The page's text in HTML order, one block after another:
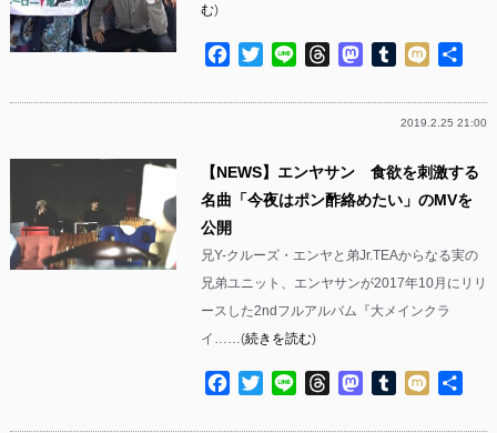
む)
Facebook
TwitterLine ThreadsMastodon
Tumblr
Mixi
2019.2.25 21:00
【NEWS】エンヤサン 食欲を刺激する
名曲「今夜はポン酢絡めたい」のMVを
公開
兄Y-クルーズ・エンヤと弟Jr.TEAからなる実の
兄弟ユニット、エンヤサンが2017年10月にリリ
ースした2ndフルアルバム『大メインクラ
イ……(続きを読む)
Facebook
TwitterLine ThreadsMastodon
Tumblr
Mixi